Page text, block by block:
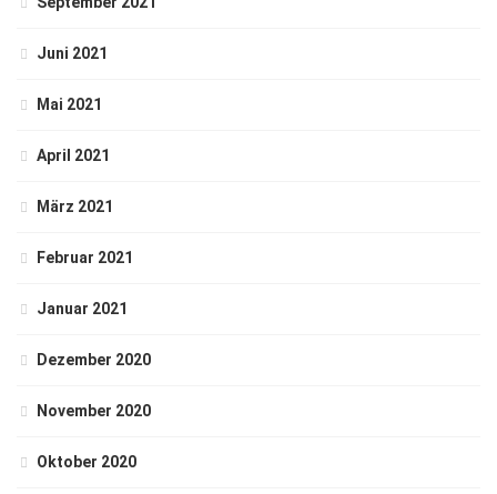
Juni 2021
Mai 2021
April 2021
März 2021
Februar 2021
Januar 2021
Dezember 2020
November 2020
Oktober 2020